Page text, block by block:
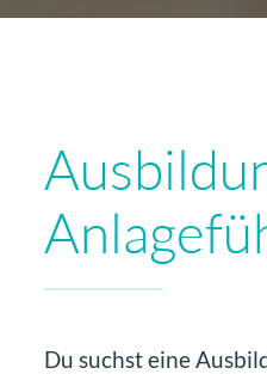
Du suchst eine